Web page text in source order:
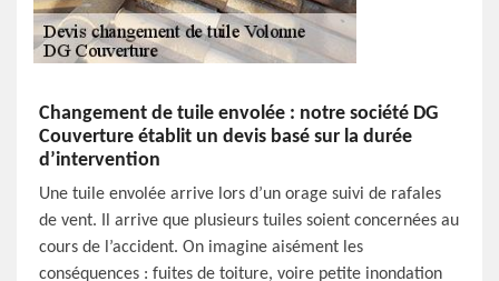
Changement de tuile envolée : notre société DG
Couverture établit un devis basé sur la durée
d’intervention
Une tuile envolée arrive lors d’un orage suivi de rafales
de vent. Il arrive que plusieurs tuiles soient concernées au
cours de l’accident. On imagine aisément les
conséquences : fuites de toiture, voire petite inondation